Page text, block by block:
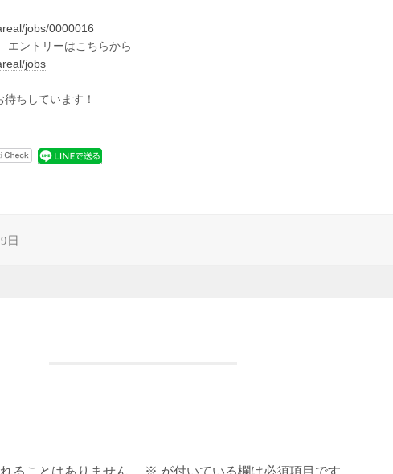
jobs/0000016
エントリーはこちらから
jobs
ちしています！
日
ることはありません。 ※ が付いている欄は必須項目です